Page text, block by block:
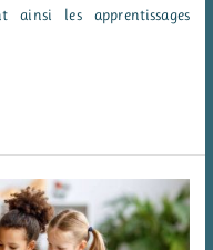
ainsi les apprentissages